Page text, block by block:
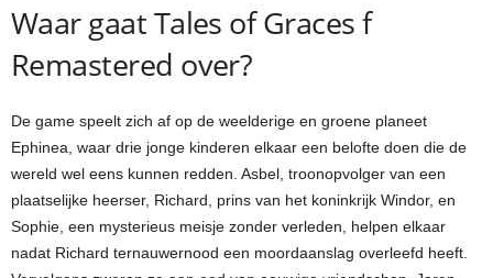
Waar gaat Tales of Graces f
Remastered over?
De game speelt zich af op de weelderige en groene planeet
Ephinea, waar drie jonge kinderen elkaar een belofte doen die de
wereld wel eens kunnen redden. Asbel, troonopvolger van een
plaatselijke heerser, Richard, prins van het koninkrijk Windor, en
Sophie, een mysterieus meisje zonder verleden, helpen elkaar
nadat Richard ternauwernood een moordaanslag overleefd heeft.